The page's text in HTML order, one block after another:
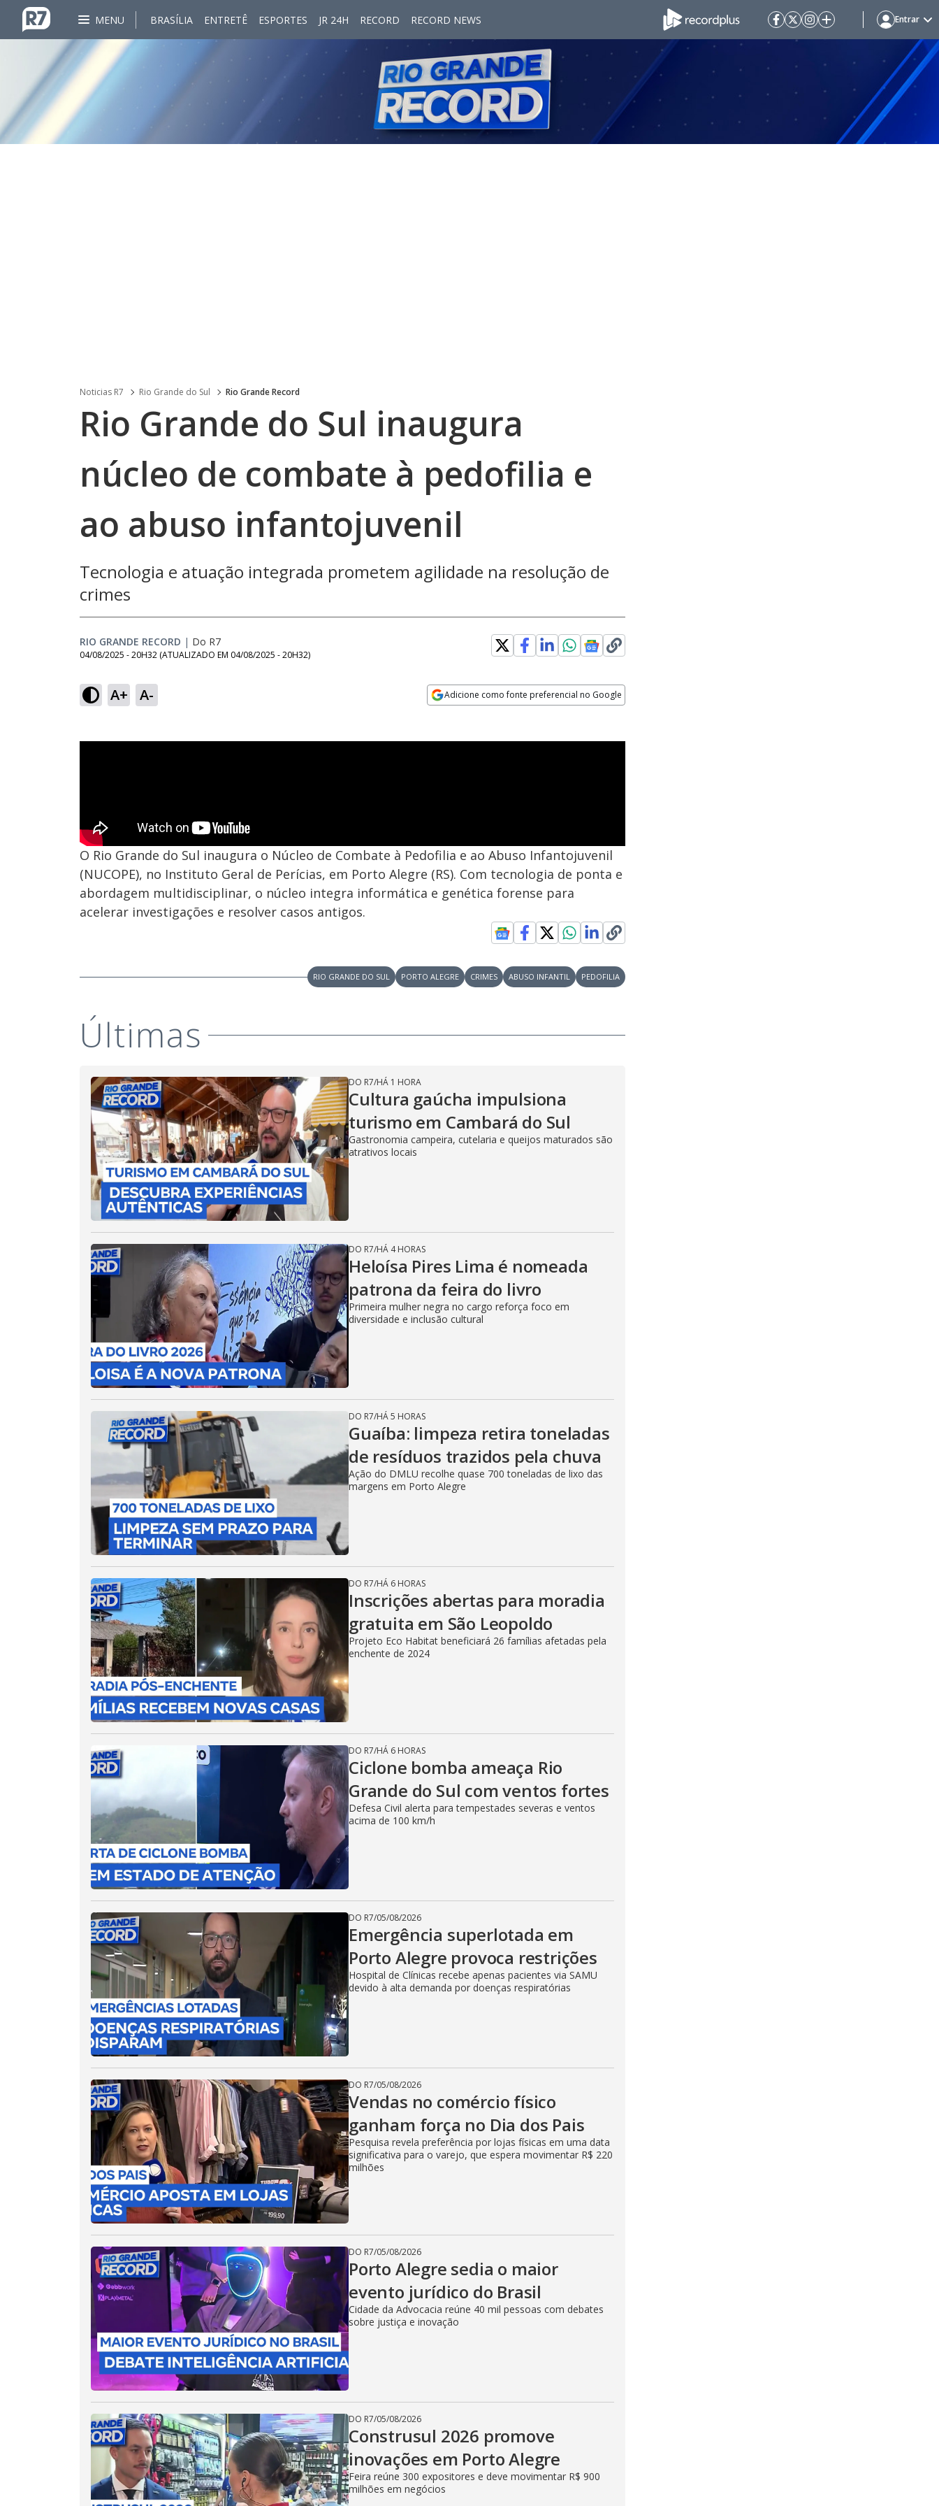
MENU BRASÍLIA ENTRETÊ ESPORTES JR 24H RECORD RECORD NEWS Entrar
Noticias R7 Rio Grande do Sul Rio Grande Record
Rio Grande do Sul inaugura
núcleo de combate à pedofilia e
ao abuso infantojuvenil
Tecnologia e atuação integrada prometem agilidade na resolução de
crimes
RIO GRANDE RECORD | Do R7
04/08/2025 - 20H32 (ATUALIZADO EM 04/08/2025 - 20H32)
A+ A- Adicione como fonte preferencial no Google
O Rio Grande do Sul inaugura o Núcleo de Combate à Pedofilia e ao Abuso Infantojuvenil
(NUCOPE), no Instituto Geral de Perícias, em Porto Alegre (RS). Com tecnologia de ponta e
abordagem multidisciplinar, o núcleo integra informática e genética forense para
acelerar investigações e resolver casos antigos.
RIO GRANDE DO SUL PORTO ALEGRE CRIMES ABUSO INFANTIL PEDOFILIA
Últimas
DO R7/HÁ 1 HORA
Cultura gaúcha impulsiona
turismo em Cambará do Sul
Gastronomia campeira, cutelaria e queijos maturados são
atrativos locais
DO R7/HÁ 4 HORAS
Heloísa Pires Lima é nomeada
patrona da feira do livro
Primeira mulher negra no cargo reforça foco em
diversidade e inclusão cultural
DO R7/HÁ 5 HORAS
Guaíba: limpeza retira toneladas
de resíduos trazidos pela chuva
Ação do DMLU recolhe quase 700 toneladas de lixo das
margens em Porto Alegre
DO R7/HÁ 6 HORAS
Inscrições abertas para moradia
gratuita em São Leopoldo
Projeto Eco Habitat beneficiará 26 famílias afetadas pela
enchente de 2024
DO R7/HÁ 6 HORAS
Ciclone bomba ameaça Rio
Grande do Sul com ventos fortes
Defesa Civil alerta para tempestades severas e ventos
acima de 100 km/h
DO R7/05/08/2026
Emergência superlotada em
Porto Alegre provoca restrições
Hospital de Clínicas recebe apenas pacientes via SAMU
devido à alta demanda por doenças respiratórias
DO R7/05/08/2026
Vendas no comércio físico
ganham força no Dia dos Pais
Pesquisa revela preferência por lojas físicas em uma data
significativa para o varejo, que espera movimentar R$ 220
milhões
DO R7/05/08/2026
Porto Alegre sedia o maior
evento jurídico do Brasil
Cidade da Advocacia reúne 40 mil pessoas com debates
sobre justiça e inovação
DO R7/05/08/2026
Construsul 2026 promove
inovações em Porto Alegre
Feira reúne 300 expositores e deve movimentar R$ 900
milhões em negócios